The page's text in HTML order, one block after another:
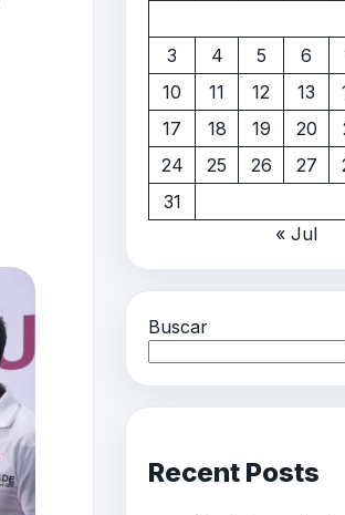
3
4 5 6
10
11 12 13
17
18 19 20
24
25 26 27
31
« Jul
Buscar
Recent Posts